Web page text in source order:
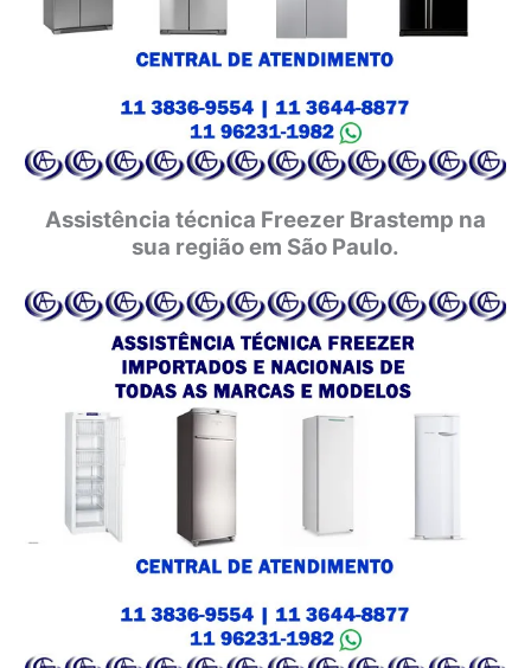
Assistência técnica Freezer Brastemp na
sua região em São Paulo.